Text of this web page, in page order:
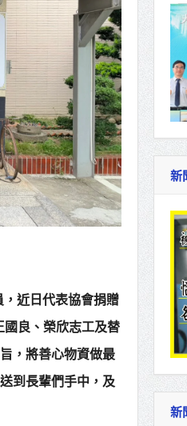
導信 嚴防境外勢力
近日代表協會捐贈
良、榮欣志工及替
，將善心物資做最
到長輩們手中，及
新
新